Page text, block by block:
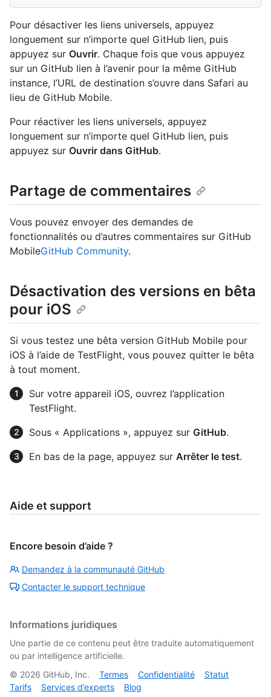
Pour désactiver les liens universels, appuyez
longuement sur n’importe quel GitHub lien, puis
appuyez sur Ouvrir. Chaque fois que vous appuyez
sur un GitHub lien à l’avenir pour la même GitHub
instance, l’URL de destination s’ouvre dans Safari au
lieu de GitHub Mobile.
Pour réactiver les liens universels, appuyez
longuement sur n’importe quel GitHub lien, puis
appuyez sur Ouvrir dans GitHub.
Partage de commentaires
Vous pouvez envoyer des demandes de
fonctionnalités ou d’autres commentaires sur GitHub
MobileGitHub Community.
Désactivation des versions en bêta
pour iOS
Si vous testez une bêta version GitHub Mobile pour
iOS à l’aide de TestFlight, vous pouvez quitter le bêta
à tout moment.
Sur votre appareil iOS, ouvrez l’application
TestFlight.
Sous « Applications », appuyez sur GitHub.
En bas de la page, appuyez sur Arrêter le test.
Aide et support
Encore besoin d’aide ?
Demandez à la communauté GitHub
Contacter le support technique
Informations juridiques
Une partie de ce contenu peut être traduite automatiquement
ou par intelligence artificielle.
© 2026 GitHub, Inc. Termes Confidentialité
Statut
Tarifs
Services d’experts Blog